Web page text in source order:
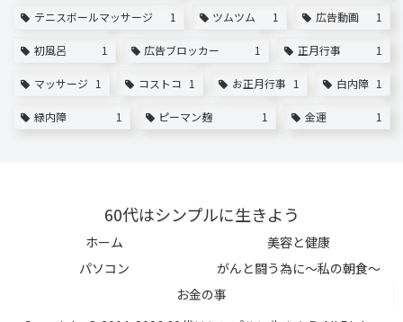
テニスボールマッサージ 1 ツムツム 1 広告動画 1
初風呂 1 広告ブロッカー 1 正月行事 1
マッサージ 1 コストコ 1 お正月行事 1 白内障 1
緑内障 1 ピーマン麹 1 金運 1
60代はシンプルに生きよう
ホーム
美容と健康
パソコン
がんと闘う為に～私の朝食～
お金の事